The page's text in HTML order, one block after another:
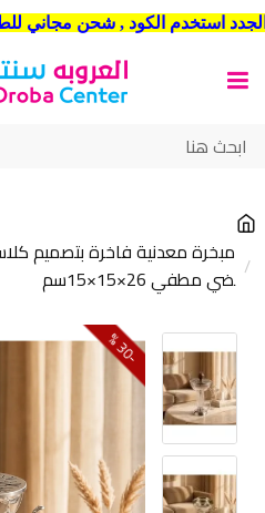
شحن مجاني للطلبات فوق 499رس داخل الرياض . وشحن الي
مبخرة معدنية فاخرة بتصميم
ضي مطفي 26×15×15سم
-
3
0
%